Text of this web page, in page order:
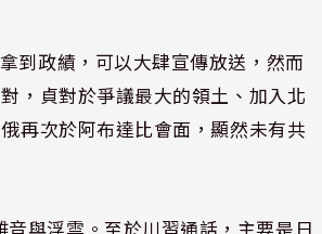
到政績，可以大肆宣傳放送，然而
，貞對於爭議最大的領土、加入北
再次於阿布達比會面，顯然未有共
與浮雲。至於川習通話，主要是日